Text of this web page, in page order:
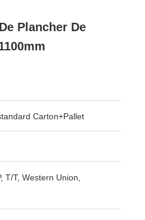
Plancher De
Carton+Pallet
T/T, Western Union,